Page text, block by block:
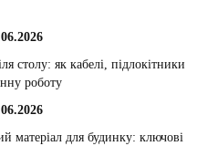
столу: як кабелі, підлокітники
роботу
матеріал для будинку: ключові